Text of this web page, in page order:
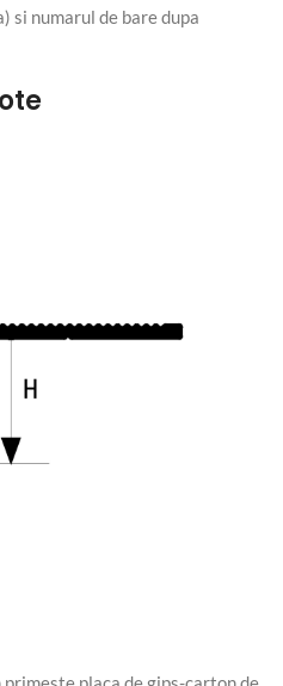
si numarul de bare dupa